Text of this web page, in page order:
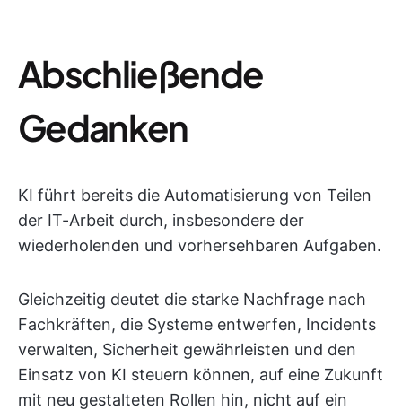
Abschließende
Gedanken
KI führt bereits die Automatisierung von Teilen
der IT-Arbeit durch, insbesondere der
wiederholenden und vorhersehbaren Aufgaben.
Gleichzeitig deutet die starke Nachfrage nach
Fachkräften, die Systeme entwerfen, Incidents
verwalten, Sicherheit gewährleisten und den
Einsatz von KI steuern können, auf eine Zukunft
mit neu gestalteten Rollen hin, nicht auf ein